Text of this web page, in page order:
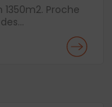
Proche